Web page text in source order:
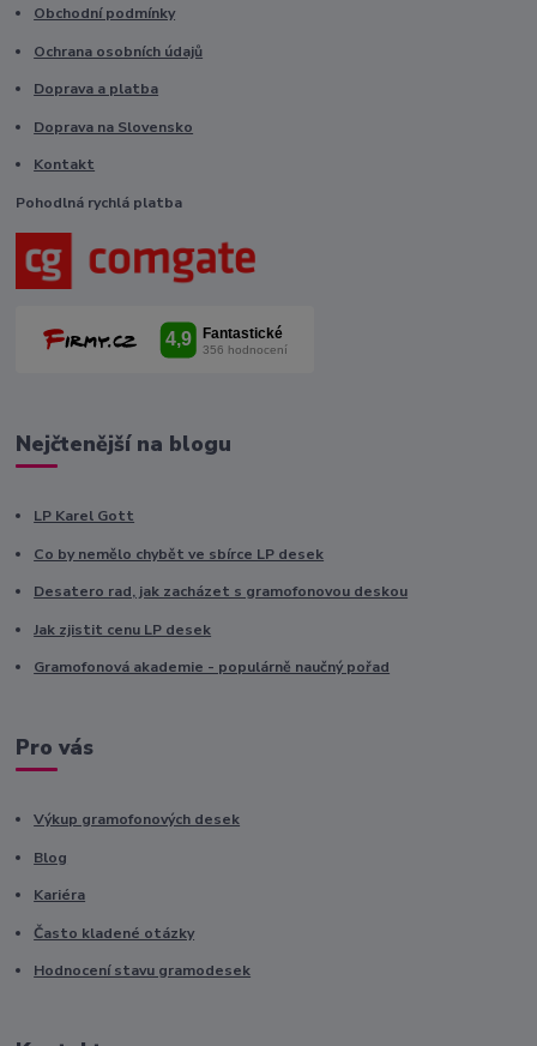
Obchodní podmínky
Ochrana osobních údajů
Doprava a platba
Doprava na Slovensko
Kontakt
Pohodlná rychlá platba
Nejčtenější na blogu
LP Karel Gott
Co by nemělo chybět ve sbírce LP desek
Desatero rad, jak zacházet s gramofonovou deskou
Jak zjistit cenu LP desek
Gramofonová akademie - populárně naučný pořad
Pro vás
Výkup gramofonových desek
Blog
Kariéra
Často kladené otázky
Hodnocení stavu gramodesek